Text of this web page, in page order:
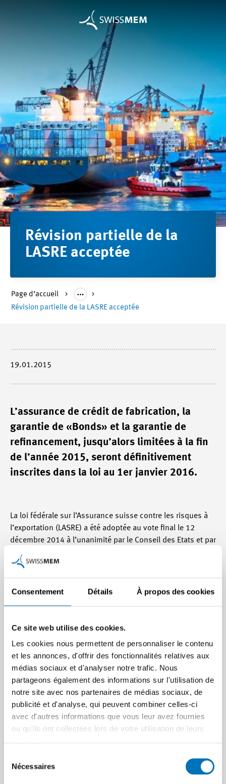
Consentement Détails À propos des cookies
Ce site web utilise des cookies.
Les cookies nous permettent de personnaliser le contenu
et les annonces, d'offrir des fonctionnalités relatives aux
médias sociaux et d'analyser notre trafic. Nous
partageons également des informations sur l'utilisation de
notre site avec nos partenaires de médias sociaux, de
publicité et d'analyse, qui peuvent combiner celles-ci
avec d'autres informations que vous leur avez fournies
ou qu'ils ont collectées lors de votre utilisation de leurs
Nécessaires
Révision partielle de la
LASRE acceptée
Page d’accueil
Révision partielle de la LASRE acceptée
19.01.2015
L’assurance de crédit de fabrication, la
garantie de «Bonds» et la garantie de
refinancement, jusqu’alors limitées à la fin
de l’année 2015, seront définitivement
inscrites dans la loi au 1er janvier 2016.
La loi fédérale sur l’Assurance suisse contre les risques à
l’exportation (LASRE) a été adoptée au vote final le 12
décembre 2014 à l’unanimité par le Conseil des Etats et par
193 voix contre 2 dans le Conseil national. Le délai
référendaire de 100 jours court à partir de cette date.
l’entrée en vigueur de la LASRE le 1er janvier 2016. La
fabrication, la garantie de «Bonds» et la garantie de
2015, seront définitivement inscrites dans la loi au 1er
janvier 2016. Par ailleurs, la SERV pourra accorder ses
polices d’assurance et garanties sous forme d’une
disposition, comme c’était déjà le cas sous le régime de
l’ancienne Garantie contre les risques à l’exportation
(GRE). Quant aux modifications de l’OASRE il s’agit de
définir l'exigence portant sur la part de valeur ajoutée
suisse comme condition d'assurance, de relever le taux de
pour cent ainsi que de définir les taux de couverture et de
garantie maximales dans l’assurance de crédit de